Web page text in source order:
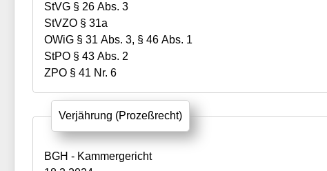
StVG § 26 Abs. 3
StVZO § 31a
OWiG § 31 Abs. 3, § 46 Abs. 1
StPO § 43 Abs. 2
ZPO § 41 Nr. 6
Verjährung (Prozeßrecht)
BGH - Kammergericht